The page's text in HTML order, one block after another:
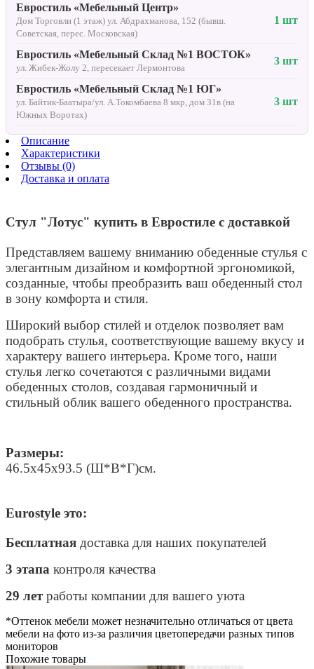
Евростиль «Мебельный Центр»
Дом Торговли (1 этаж) ул. Абдрахманова, 152 (бывш.
Советская, перес. Московская)
1 шт
Евростиль «Мебельный Склад №1 ВОСТОК»
ул. Жибек-Жолу 2, пересекает Лермонтова
3 шт
Евростиль «Мебельный Склад №1 ЮГ»
ул. Байтик-Баатыра/ул. А.Токомбаева 8 мкр, дом 31в (на
Южных Воротах)
3 шт
Описание
Характеристики
Отзывы (0)
Доставка и оплата
Стул "Лотус" купить в Евростиле с доставкой
Представляем вашему вниманию обеденные стулья с
элегантным дизайном и комфортной эргономикой,
созданные, чтобы преобразить ваш обеденный стол
в зону комфорта и стиля.
Широкий выбор стилей и отделок позволяет вам
подобрать стулья, соответствующие вашему вкусу и
характеру вашего интерьера. Кроме того, наши
стулья легко сочетаются с различными видами
обеденных столов, создавая гармоничный и
стильный облик вашего обеденного пространства.
Размеры:
46.5x45x93.5 (Ш*В*Г)см.
Eurostyle это:
Бесплатная доставка для наших покупателей
3 этапа контроля качества
29 лет работы компании для вашего уюта
*Оттенок мебели может незначительно отличаться от цвета
мебели на фото из-за различия цветопередачи разных типов
мониторов
Похожие товары